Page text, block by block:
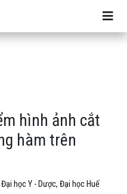
lớp vi tính gãy xương
hình ảnh cắt
hàm trên
học Y - Dược, Đại học Huế